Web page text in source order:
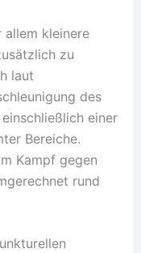
kleinere
zu
laut
des
einer
Bereiche.
Kampf gegen
rund